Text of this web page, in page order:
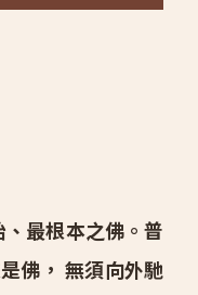
最根本之佛。普
佛， 無須向外馳